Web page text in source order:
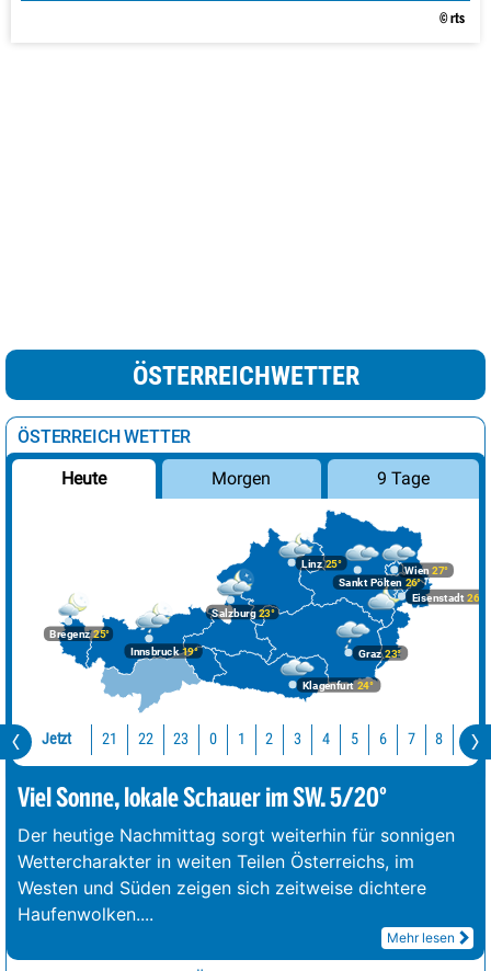
© rts
ÖSTERREICHWETTER
ÖSTERREICH WETTER
Heute Morgen 9 Tage
Bregenz25°
Graz23°
Innsbruck19°
Klagenfurt 24°
Linz25°
Salzburg23°
Wien 27°
Eisenstadt 26°
Sankt Pölten 26°
Jetzt 21 22 23 0 1 2 3 4 5 6 7 8
Viel Sonne, lokale Schauer im SW. 5/20°
Der heutige Nachmittag sorgt weiterhin für sonnigen
Wettercharakter in weiten Teilen Österreichs, im
Westen und Süden zeigen sich zeitweise dichtere
Haufenwolken....
Mehr lesen